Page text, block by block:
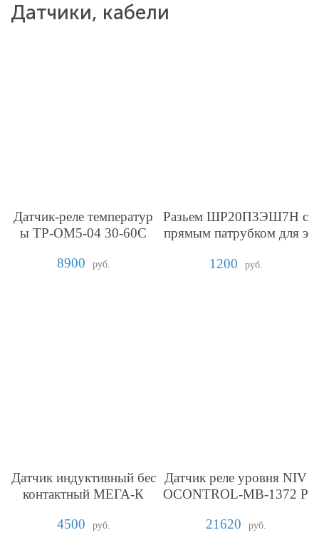
Датчики, кабели
Датчик-реле температур
ы ТР-ОМ5-04 30-60С
8900
руб.
Разьем ШР20П3ЭШ7Н с
прямым патрубком для э
1200
руб.
Датчик индуктивный бес
контактный МЕГА-К
4500
руб.
Датчик реле уровня NIV
OCONTROL-MB-1372 P
21620
руб.